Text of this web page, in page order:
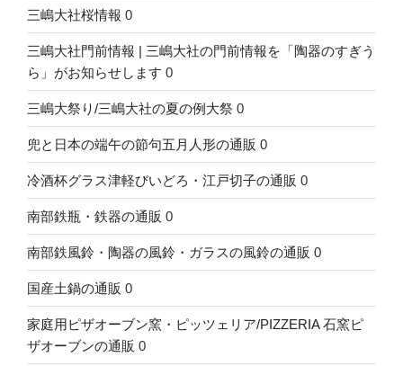
三嶋大社桜情報 0
三嶋大社門前情報 | 三嶋大社の門前情報を「陶器のすぎう
ら」がお知らせします 0
三嶋大祭り/三嶋大社の夏の例大祭 0
兜と日本の端午の節句五月人形の通販 0
冷酒杯グラス津軽びいどろ・江戸切子の通販 0
南部鉄瓶・鉄器の通販 0
南部鉄風鈴・陶器の風鈴・ガラスの風鈴の通販 0
国産土鍋の通販 0
家庭用ピザオーブン窯・ピッツェリア/PIZZERIA 石窯ピ
ザオーブンの通販 0